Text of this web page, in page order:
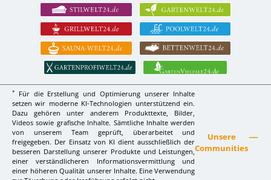
*
Für die Erstellung und Optimierung unserer Inhalte
setzen wir moderne KI-Technologien unterstützend ein.
Dazu gehören unter anderem Produkttexte, Bilder,
Videos sowie grafische Inhalte. Sämtliche Inhalte werden
von unserem Team geprüft, überarbeitet und
freigegeben. Der Einsatz von KI dient ausschließlich der
besseren Darstellung unserer Produkte und Leistungen,
einer verständlicheren Informationsvermittlung und
einer höheren Qualität unserer Inhalte. Eine Verwendung
Unsere
Communities